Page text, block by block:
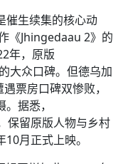
催生续集的核心动
《Jhingedaau 2》的
年，原版
大众口碑。但德乌加
票房口碑双惨败，
据悉，
保留原版人物与乡村
月正式上映。